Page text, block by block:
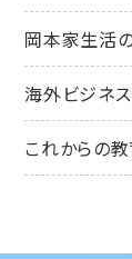
岡本家生活
海外ビジネス
これからの